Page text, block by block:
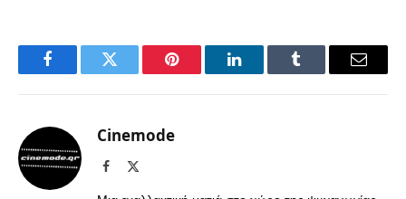
FacebookTwitter Pinterest LinkedInTumblr Email
Cinemode
Facebook